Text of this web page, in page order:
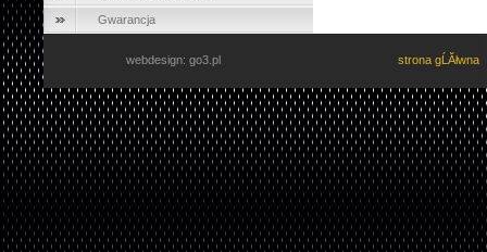
Gwarancja
webdesign: go3.pl strona gĹĂłwna